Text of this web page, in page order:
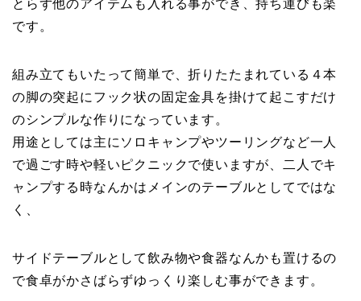
とらず他のアイテムも入れる事ができ、持ち運びも楽
です。
組み立てもいたって簡単で、折りたたまれている４本
の脚の突起にフック状の固定金具を掛けて起こすだけ
のシンプルな作りになっています。
用途としては主にソロキャンプやツーリングなど一人
で過ごす時や軽いピクニックで使いますが、二人でキ
ャンプする時なんかはメインのテーブルとしてではな
く、
サイドテーブルとして飲み物や食器なんかも置けるの
で食卓がかさばらずゆっくり楽しむ事ができます。